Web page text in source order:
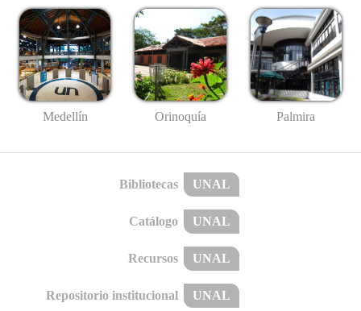
Medellín Orinoquía Palmira
Bibliotecas UNAL
Catálogo UNAL
Recursos UNAL
Repositorio institucional UNAL